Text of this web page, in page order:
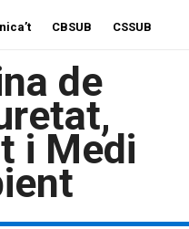
CBSUB CSSUB
de
i Medi